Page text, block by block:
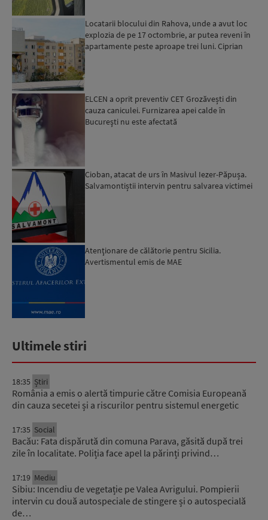
Locatarii blocului din Rahova, unde a avut loc
explozia de pe 17 octombrie, ar putea reveni în
apartamente peste aproape trei luni. Ciprian
ELCEN a oprit preventiv CET Grozăvești din
cauza caniculei. Furnizarea apei calde în
Bucureşti nu este afectată
Cioban, atacat de urs în Masivul Iezer-Păpușa.
Salvamontiștii intervin pentru salvarea victimei
Atenţionare de călătorie pentru Sicilia.
Avertismentul emis de MAE
Ultimele stiri
18:35 Știri
România a emis o alertă timpurie către Comisia Europeană
din cauza secetei și a riscurilor pentru sistemul energetic
17:35 Social
Bacău: Fata dispărută din comuna Parava, găsită după trei
zile în localitate. Poliția face apel la părinți privind…
17:19 Mediu
Sibiu: Incendiu de vegetație pe Valea Avrigului. Pompierii
intervin cu două autospeciale de stingere și o autospecială
de…